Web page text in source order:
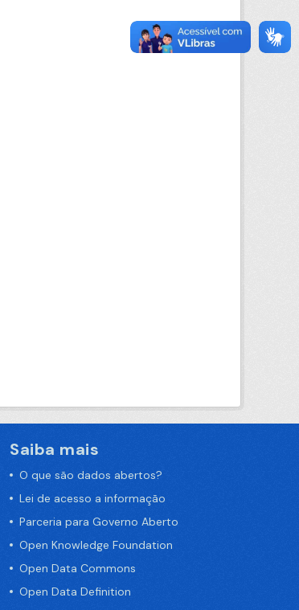
Saiba mais
O que são dados abertos?
Lei de acesso a informação
Parceria para Governo Aberto
Open Knowledge Foundation
Open Data Commons
Open Data Definition